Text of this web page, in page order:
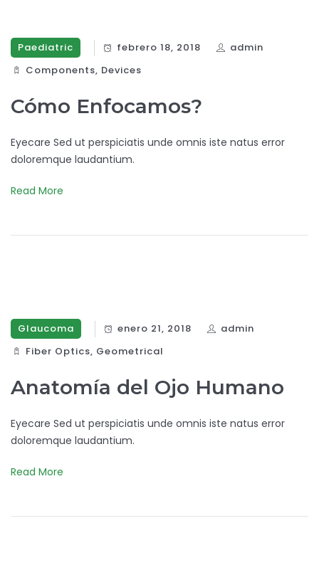
Paediatric febrero 18, 2018
admin
Components‎, Devices‎
Cómo Enfocamos?
Eyecare Sed ut perspiciatis unde omnis iste natus error
doloremque laudantium.
Read More
Glaucoma enero 21, 2018
admin
Fiber Optics‎, Geometrical
Anatomía del Ojo Humano
Eyecare Sed ut perspiciatis unde omnis iste natus error
doloremque laudantium.
Read More